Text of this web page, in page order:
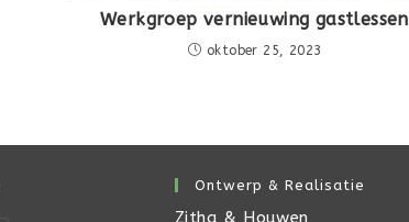
Werkgroep vernieuwing gastlessen
oktober 25, 2023
Ontwerp & Realisatie
Zitha & Houwen